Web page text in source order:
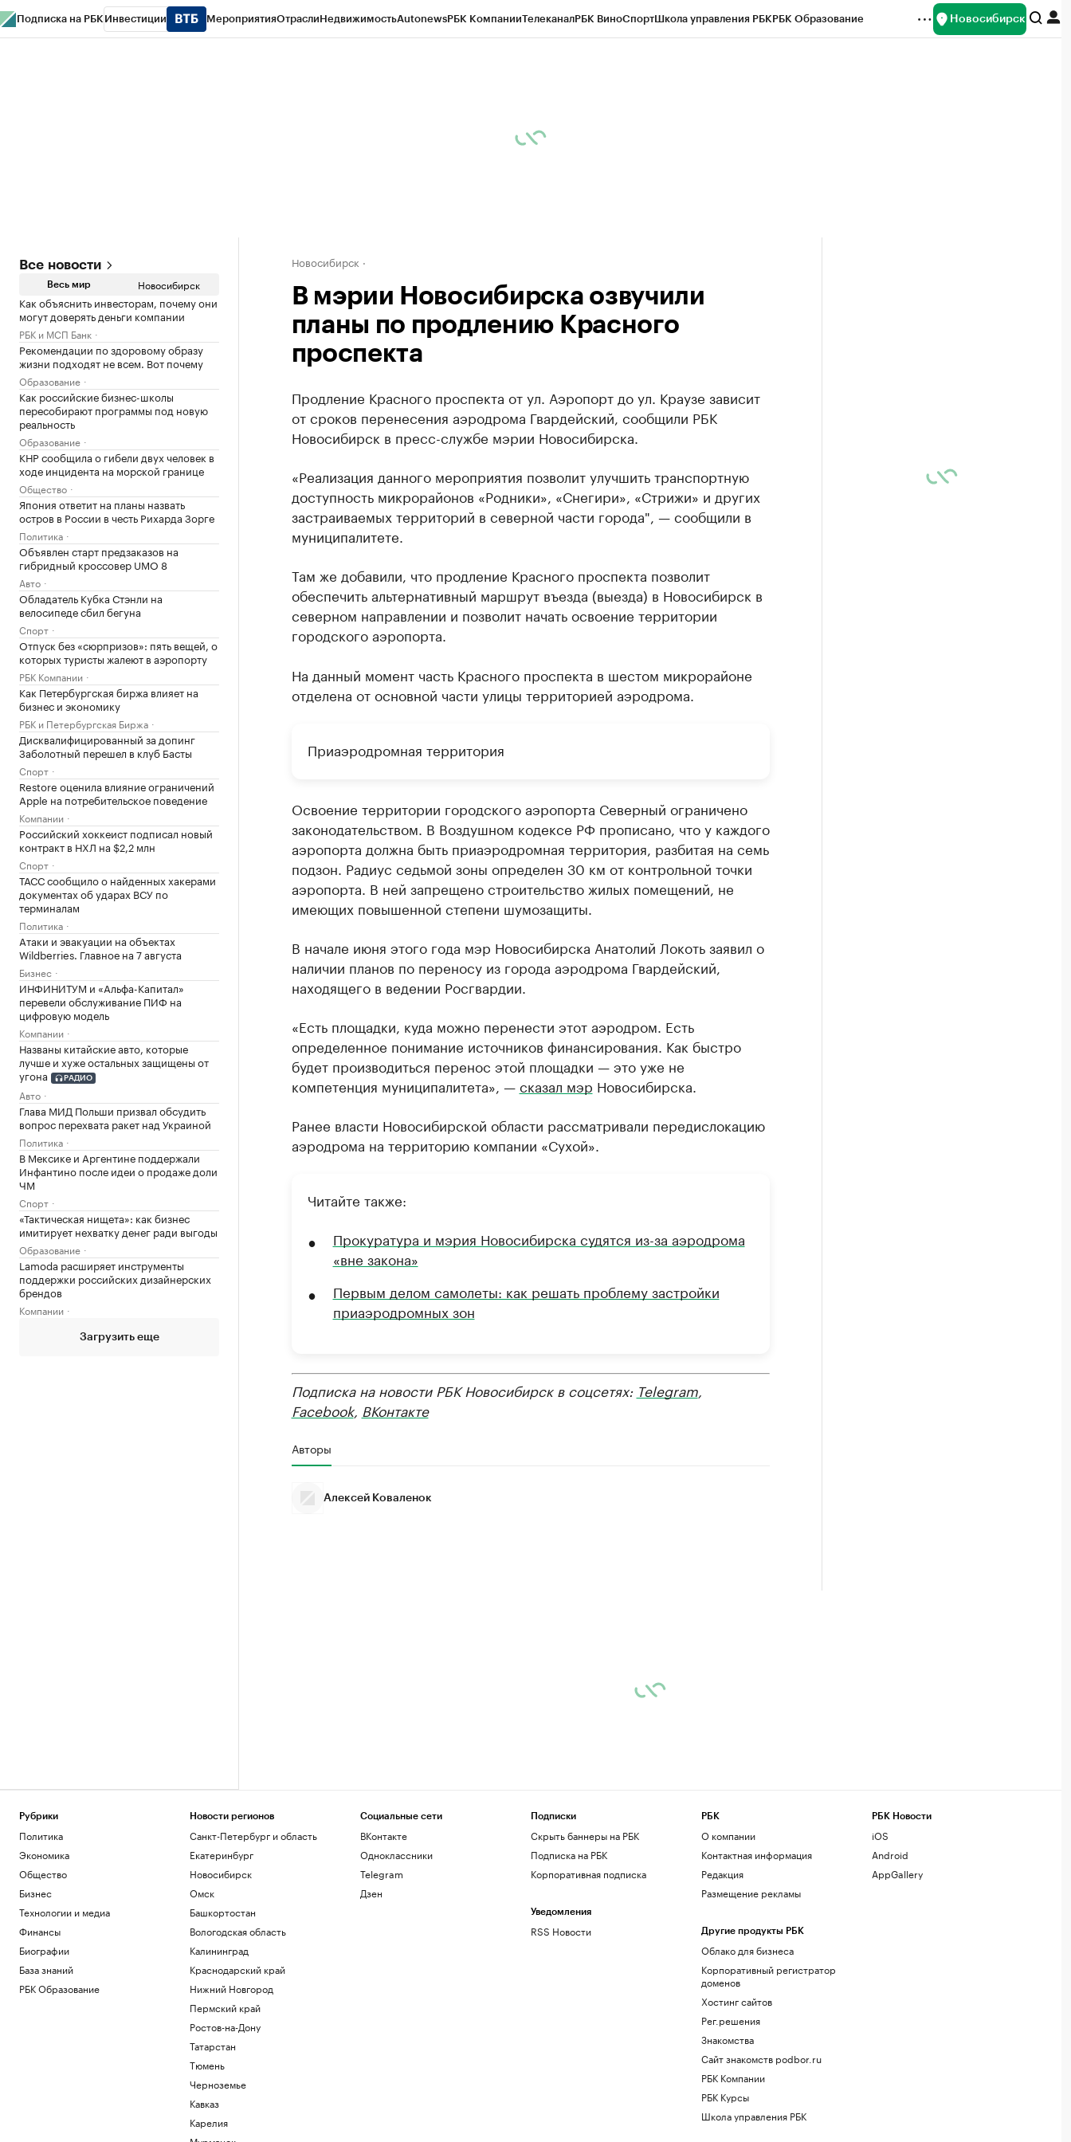
Подписка на РБК Инвестиции МероприятияОтраслиНедвижимостьAutonewsРБК КомпанииТелеканалРБК ВиноСпортШкола управления РБКРБК Образование Новосибирск
Все новости
Весь мир Новосибирск
Как объяснить инвесторам, почему они
могут доверять деньги компании
РБК и МСП Банк
Рекомендации по здоровому образу
жизни подходят не всем. Вот почему
Образование
Как российские бизнес-школы
пересобирают программы под новую
реальность
Образование
КНР сообщила о гибели двух человек в
ходе инцидента на морской границе
Общество
Япония ответит на планы назвать
остров в России в честь Рихарда Зорге
Политика
Объявлен старт предзаказов на
гибридный кроссовер UMO 8
Авто
Обладатель Кубка Стэнли на
велосипеде сбил бегуна
Спорт
Отпуск без «сюрпризов»: пять вещей, о
которых туристы жалеют в аэропорту
РБК Компании
Как Петербургская биржа влияет на
бизнес и экономику
РБК и Петербургская Биржа
Дисквалифицированный за допинг
Заболотный перешел в клуб Басты
Спорт
Restore оценила влияние ограничений
Apple на потребительское поведение
Компании
Российский хоккеист подписал новый
контракт в НХЛ на $2,2 млн
Спорт
ТАСС сообщило о найденных хакерами
документах об ударах ВСУ по
терминалам
Политика
Атаки и эвакуации на объектах
Wildberries. Главное на 7 августа
Бизнес
ИНФИНИТУМ и «Альфа-Капитал»
перевели обслуживание ПИФ на
цифровую модель
Компании
Названы китайские авто, которые
лучше и хуже остальных защищены от
угона
РАДИО
Авто
Глава МИД Польши призвал обсудить
вопрос перехвата ракет над Украиной
Политика
В Мексике и Аргентине поддержали
Инфантино после идеи о продаже доли
ЧМ
Спорт
«Тактическая нищета»: как бизнес
имитирует нехватку денег ради выгоды
Образование
Lamoda расширяет инструменты
поддержки российских дизайнерских
брендов
Компании
Загрузить еще
Новосибирск
В мэрии Новосибирска озвучили
планы по продлению Красного
проспекта
Продление Красного проспекта от ул. Аэропорт до ул. Краузе зависит
от сроков перенесения аэродрома Гвардейский, сообщили РБК
Новосибирск в пресс-службе мэрии Новосибирска.
«Реализация данного мероприятия позволит улучшить транспортную
доступность микрорайонов «Родники», «Снегири», «Стрижи» и других
застраиваемых территорий в северной части города", — сообщили в
муниципалитете.
Там же добавили, что продление Красного проспекта позволит
обеспечить альтернативный маршрут въезда (выезда) в Новосибирск в
северном направлении и позволит начать освоение территории
городского аэропорта.
На данный момент часть Красного проспекта в шестом микрорайоне
отделена от основной части улицы территорией аэродрома.
Приаэродромная территория
Освоение территории городского аэропорта Северный ограничено
законодательством. В Воздушном кодексе РФ прописано, что у каждого
аэропорта должна быть приаэродромная территория, разбитая на семь
подзон. Радиус седьмой зоны определен 30 км от контрольной точки
аэропорта. В ней запрещено строительство жилых помещений, не
имеющих повышенной степени шумозащиты.
В начале июня этого года мэр Новосибирска Анатолий Локоть заявил о
наличии планов по переносу из города аэродрома Гвардейский,
находящего в ведении Росгвардии.
«Есть площадки, куда можно перенести этот аэродром. Есть
определенное понимание источников финансирования. Как быстро
будет производиться перенос этой площадки — это уже не
компетенция муниципалитета», —сказал мэр Новосибирска.
Ранее власти Новосибирской области рассматривали передислокацию
аэродрома на территорию компании «Сухой».
Читайте также:
Прокуратура и мэрия Новосибирска судятся из-за аэродрома
«вне закона»
Первым делом самолеты: как решать проблему застройки
приаэродромных зон
Подписка на новости РБК Новосибирск в соцсетях: Telegram,
Facebook, ВКонтакте
Авторы
Алексей Коваленок
Рубрики
Политика
Экономика
Общество
Бизнес
Технологии и медиа
Финансы
Биографии
База знаний
РБК Образование
Новости регионов
Санкт-Петербург и область
Екатеринбург
Новосибирск
Омск
Башкортостан
Вологодская область
Калининград
Краснодарский край
Нижний Новгород
Пермский край
Ростов-на-Дону
Татарстан
Тюмень
Черноземье
Кавказ
Карелия
Социальные сети
ВКонтакте
Одноклассники
Telegram
Дзен
Подписки
Скрыть баннеры на РБК
Подписка на РБК
Корпоративная подписка
Уведомления
RSS Новости
РБК
О компании
Контактная информация
Редакция
Размещение рекламы
Другие продукты РБК
Облако для бизнеса
Корпоративный регистратор
доменов
Хостинг сайтов
Рег.решения
Знакомства
Сайт знакомств podbor.ru
РБК Компании
РБК Курсы
Школа управления РБК
РБК Новости
iOS
Android
AppGallery